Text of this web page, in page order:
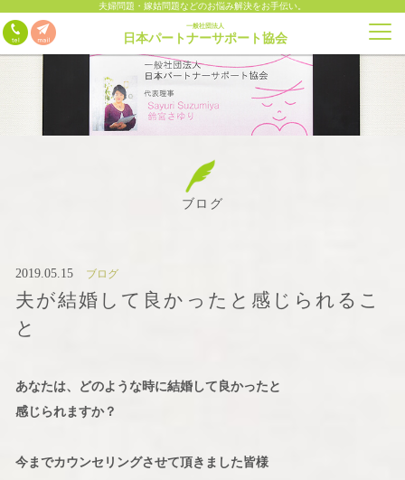
夫婦問題・嫁姑問題などのお悩み解決をお手伝い。
一般社団法人
日本パートナーサポート協会
ブログ
2019.05.15 ブログ
夫が結婚して良かったと感じられるこ
と
あなたは、どのような時に結婚して良かったと
感じられますか？
今までカウンセリングさせて頂きました皆様